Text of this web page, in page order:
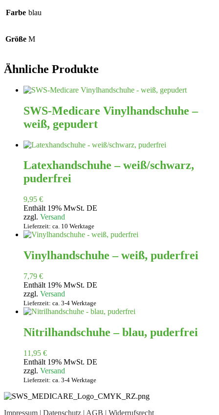
Farbe blau
Größe M
Ähnliche Produkte
SWS-Medicare Vinylhandschuhe –
weiß, gepudert
Latexhandschuhe – weiß/schwarz,
puderfrei
9,95 €
Enthält 19% MwSt. DE
zzgl. Versand
Lieferzeit: ca. 10 Werktage
Vinylhandschuhe – weiß, puderfrei
7,79 €
Enthält 19% MwSt. DE
zzgl. Versand
Lieferzeit: ca. 3-4 Werktage
Nitrilhandschuhe – blau, puderfrei
11,95 €
Enthält 19% MwSt. DE
zzgl. Versand
Lieferzeit: ca. 3-4 Werktage
Impressum | Datenschutz | AGB | Widerrufsrecht